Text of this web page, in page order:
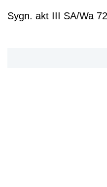
Sygn. akt III SA/Wa